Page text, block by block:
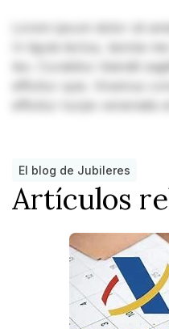
Lorem ipsum dolor sit
In ligula lectus, lacinia
leo. Curabitur blandit
efficitur quis. Vivamus
efficitur turpis venenatis
El blog de Jubileres
Artículos